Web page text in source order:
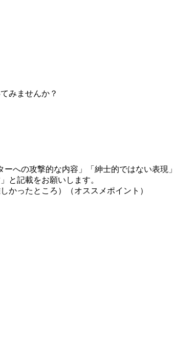
みませんか？
への攻撃的な内容」「紳士的ではない表現」
と記載をお願いします。
かったところ）（オススメポイント）